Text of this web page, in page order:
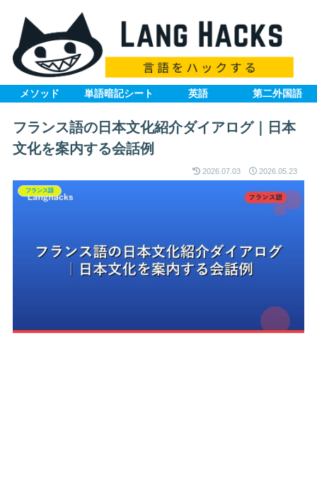
メソッド 単語暗記シート 英語 第二外国語
フランス語の日本文化紹介ダイアログ｜日本
文化を案内する会話例
2026.07.03 2026.05.23
フランス語